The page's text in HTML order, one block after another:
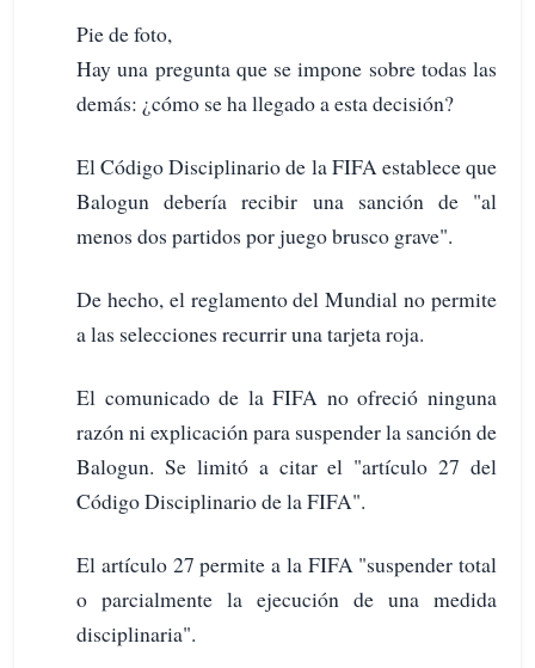
Pie de foto,
Hay una pregunta que se impone sobre todas las
demás: ¿cómo se ha llegado a esta decisión?
El Código Disciplinario de la FIFA establece que
Balogun debería recibir una sanción de "al
menos dos partidos por juego brusco grave".
De hecho, el reglamento del Mundial no permite
a las selecciones recurrir una tarjeta roja.
El comunicado de la FIFA no ofreció ninguna
razón ni explicación para suspender la sanción de
Balogun. Se limitó a citar el "artículo 27 del
Código Disciplinario de la FIFA".
El artículo 27 permite a la FIFA "suspender total
o parcialmente la ejecución de una medida
disciplinaria".